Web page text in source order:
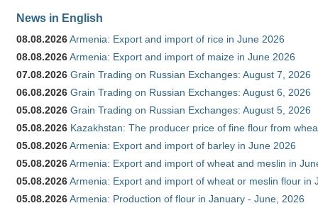
News in English
08.08.2026Armenia: Export and import of rice in June 2026
08.08.2026Armenia: Export and import of maize in June 2026
07.08.2026 Grain Trading on Russian Exchanges: August 7, 2026
06.08.2026 Grain Trading on Russian Exchanges: August 6, 2026
05.08.2026 Grain Trading on Russian Exchanges: August 5, 2026
05.08.2026 Kazakhstan: The producer price of fine flour from
05.08.2026Armenia: Export and import of barley in June 2026
05.08.2026Armenia: Export and import of wheat and meslin in
05.08.2026Armenia: Export and import of wheat or meslin flour in
05.08.2026Armenia: Production of flour in January - June, 2026